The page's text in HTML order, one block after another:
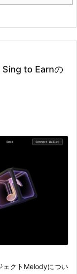
Sing to Earnの
ェクトMelodyについ